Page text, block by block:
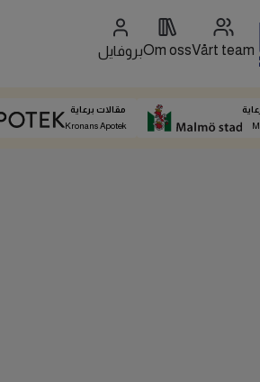
Vårt team
Om ossبروفايل
مقالات برعاية
Kronans Apotek